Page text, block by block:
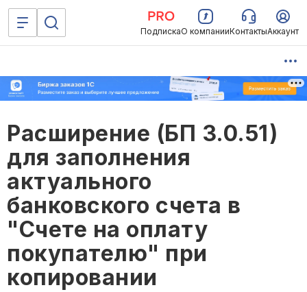
ПодпискаО компанииКонтактыАккаунт
Расширение (БП 3.0.51)
для заполнения
актуального
банковского счета в
"Счете на оплату
покупателю" при
копировании